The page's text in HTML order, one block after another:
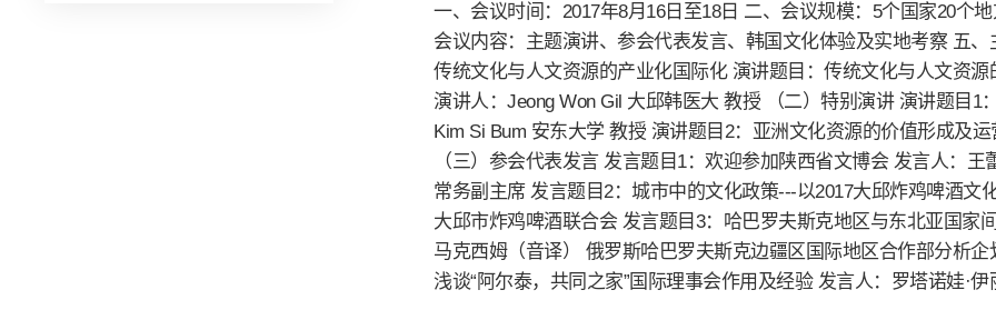
一、会议时间：2017年8月16日至18日 二、会议规模：5个国家20个
会议内容：主题演讲、参会代表发言、韩国文化体验及实地考察 五
传统文化与人文资源的产业化国际化 演讲题目：传统文化与人文资
演讲人：Jeong Won Gil 大邱韩医大 教授 （二）特别演讲 演讲题目
Kim Si Bum 安东大学 教授 演讲题目2：亚洲文化资源的价值形成及
（三）参会代表发言 发言题目1：欢迎参加陕西省文博会 发言人：
常务副主席 发言题目2：城市中的文化政策---以2017大邱炸鸡啤酒文
大邱市炸鸡啤酒联合会 发言题目3：哈巴罗夫斯克地区与东北亚国家
马克西姆（音译） 俄罗斯哈巴罗夫斯克边疆区国际地区合作部分析
浅谈“阿尔泰，共同之家”国际理事会作用及经验 发言人：罗塔诺娃·